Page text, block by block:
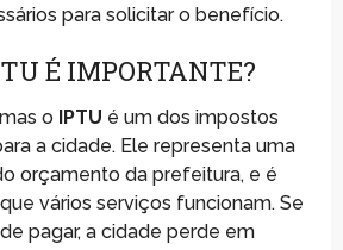
para solicitar o benefício.
É IMPORTANTE?
o IPTU é um dos impostos
a cidade. Ele representa uma
orçamento da prefeitura, e é
vários serviços funcionam. Se
pagar, a cidade perde em